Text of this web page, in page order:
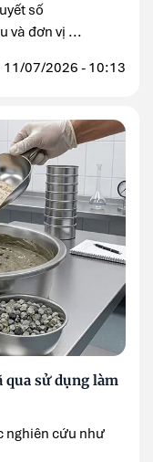
số
và đơn vị ...
11/07/2026 - 10:13
sử dụng làm
nghiên cứu như